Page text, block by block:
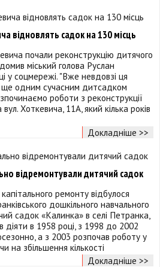
відновлять садок на 130 місць
почали реконструкцію дитячого
міський голова Руслан
у соцмережі. "Вже невдовзі ця
ще одним сучасним дитсадком
роботи з реконструкції
Хоткевича, 11А, який кілька років
Докладніше >>
відремонтували дитячий садок
ремонту відбулося
дошкільного навчального
садок «Калинка» в селі Петранка,
діяти в 1958 році, з 1998 до 2002
а з 2003 розпочав роботу у
на збільшення кількості
Докладніше >>